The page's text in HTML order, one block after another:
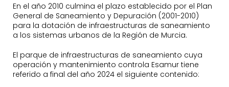
En el año 2010 culmina el plazo establecido por el Plan
General de Saneamiento y Depuración (2001-2010)
para la dotación de infraestructuras de saneamiento
a los sistemas urbanos de la Región de Murcia.
El parque de infraestructuras de saneamiento cuya
operación y mantenimiento controla Esamur tiene
referido a final del año 2024 el siguiente contenido: